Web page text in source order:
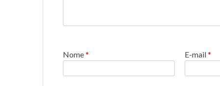
Nome* E-mail*